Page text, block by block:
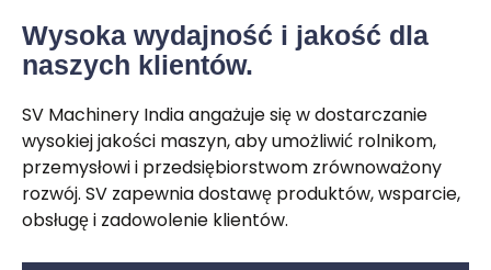
Wysoka wydajność i jakość dla
naszych klientów.
SV Machinery India angażuje się w dostarczanie
wysokiej jakości maszyn, aby umożliwić rolnikom,
przemysłowi i przedsiębiorstwom zrównoważony
rozwój. SV zapewnia dostawę produktów, wsparcie,
obsługę i zadowolenie klientów.